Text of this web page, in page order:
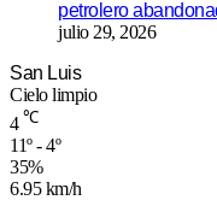
petrolero
julio 29, 2026
San Luis
Cielo limpio
4 ℃
11º - 4º
35%
6.95 km/h